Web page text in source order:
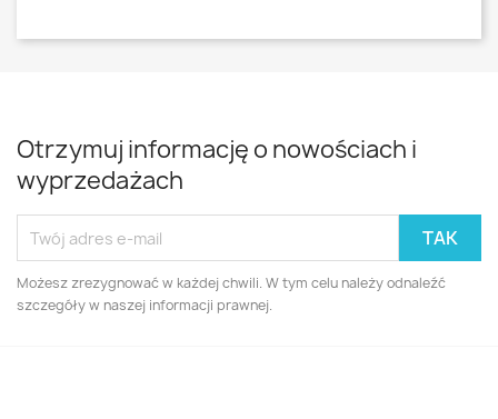
Otrzymuj informację o nowościach i
wyprzedażach
Możesz zrezygnować w każdej chwili. W tym celu należy odnaleźć
szczegóły w naszej informacji prawnej.